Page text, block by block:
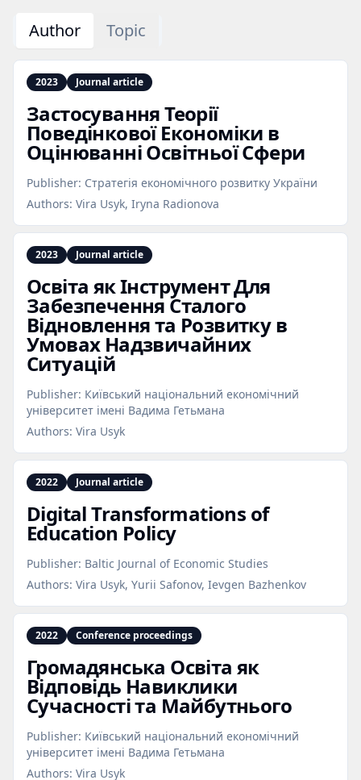
Author Topic
2023 Journal article
Застосування Теорії
Поведінкової Економіки в
Оцінюванні Освітньої Сфери
Publisher: Стратегія економічного розвитку України
Authors: Vira Usyk, Iryna Radionova
2023 Journal article
Освіта як Інструмент Для
Забезпечення Сталого
Відновлення та Розвитку в
Умовах Надзвичайних
Ситуацій
Publisher: Київський національний економічний
університет імені Вадима Гетьмана
Authors: Vira Usyk
2022 Journal article
Digital Transformations of
Education Policy
Publisher: Baltic Journal of Economic Studies
Authors: Vira Usyk, Yurii Safonov, Ievgen Bazhenkov
2022 Conference proceedings
Громадянська Освіта як
Відповідь Навиклики
Сучасності та Майбутнього
Publisher: Київський національний економічний
університет імені Вадима Гетьмана
Authors: Vira Usyk